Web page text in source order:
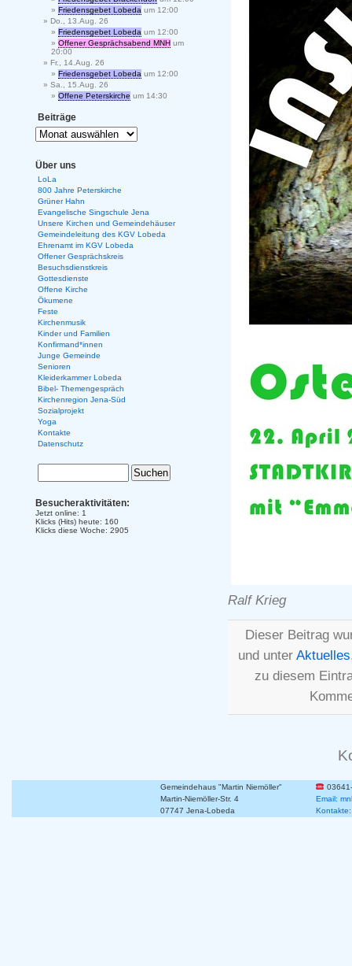
Ralf Krieg
Dieser Beitrag
und unter Aktuelles
zu diesem
Friedensgebet Lobeda um 12:00
Do., 13.Aug. 26
Friedensgebet Lobeda um 12:00
Offener Gesprächsabend MNH um
20:00
Fr., 14.Aug. 26
Friedensgebet Lobeda um 12:00
Sa., 15.Aug. 26
Offene Peterskirche um 14:30
Beiträge
Über uns
LoLa
800 Jahre Peterskirche
Grüner Hahn
Evangelische Singschule Jena
Unsere Kirchen und Gemeindehäuser
Gemeindeleitung des KGV Lobeda
Ehrenamt im KGV Lobeda
Offener Gesprächskreis
Besuchsdienstkreis
Gottesdienste
Offene Kirche
Ökumene
Feste
Kirchenmusik
Kinder und Familien
Konfirmand*innen
Junge Gemeinde
Senioren
Kleiderkammer Lobeda
Bibel- Themengespräch
Kirchenregion Jena-Süd
Sozialprojekt
Yoga
Kontakte
Datenschutz
Besucheraktivitäten:
Jetzt online: 1
Klicks (Hits) heute: 160
Klicks diese Woche: 2905
Gemeindehaus "Martin Niemöller"
Martin-Niemöller-Str. 4
Email:
07747 Jena-Lobeda